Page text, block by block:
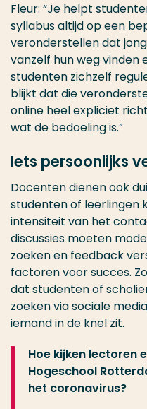
Fleur: “Je helpt
syllabus altijd op een
veronderstellen dat
vanzelf hun weg vinden
studenten zichzelf
blijkt dat die
online heel expliciet
wat de bedoeling is.”
Iets persoonlijks
Docenten dienen ook
studenten of leerlingen
intensiteit van het
discussies moeten
zoeken en feedback
factoren voor succes.
dat studenten of
zoeken via sociale
iemand in de knel zit.
Hoe kijken lectoren
Hogeschool
het coronavirus?